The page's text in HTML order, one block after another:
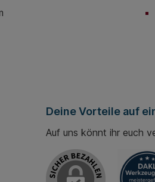
Deine Vorteile auf
Auf uns könnt ihr euch